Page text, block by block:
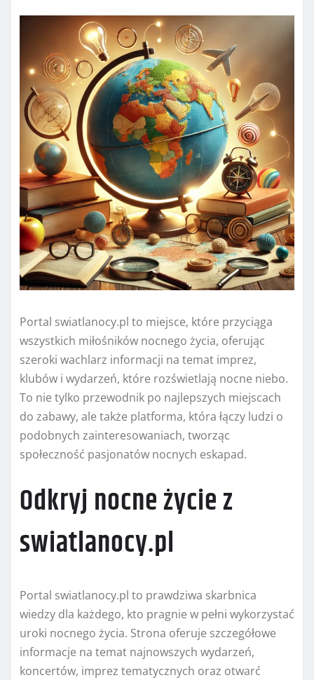
Portal swiatlanocy.pl to miejsce, które przyciąga
wszystkich miłośników nocnego życia, oferując
szeroki wachlarz informacji na temat imprez,
klubów i wydarzeń, które rozświetlają nocne niebo.
To nie tylko przewodnik po najlepszych miejscach
do zabawy, ale także platforma, która łączy ludzi o
podobnych zainteresowaniach, tworząc
społeczność pasjonatów nocnych eskapad.
Odkryj nocne życie z
swiatlanocy.pl
Portal swiatlanocy.pl to prawdziwa skarbnica
wiedzy dla każdego, kto pragnie w pełni wykorzystać
uroki nocnego życia. Strona oferuje szczegółowe
informacje na temat najnowszych wydarzeń,
koncertów, imprez tematycznych oraz otwarć